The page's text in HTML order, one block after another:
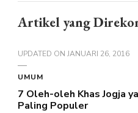
Artikel yang
UPDATED ON JANUARI 26, 2016
UMUM
7 Oleh-oleh Khas Jogja
Paling Populer